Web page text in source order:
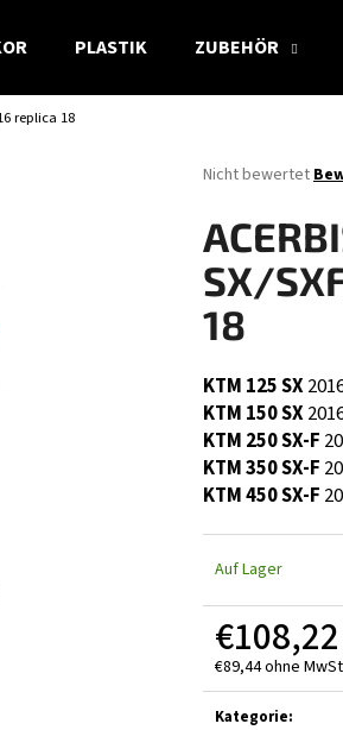
PLASTIK ZUBEHÖR
replica 18
Die
Produktbewertung
ist
0,0
von
5
Sternen.
Nicht bewertet
SX/
18
KTM 125 SX
KTM 150 SX
KTM 250 SX-F
KTM 350 SX-F
KTM 450 SX-F
Auf Lager
€108,22
€89,44 ohne
Verkaufspreis:
Kategorie:
suchen Sie?
SUCHEN